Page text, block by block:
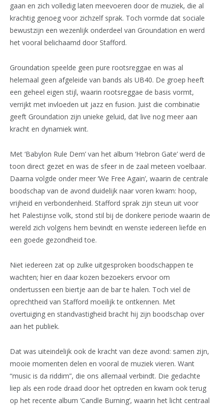
gaan en zich volledig laten meevoeren door de muziek, die al
krachtig genoeg voor zichzelf sprak. Toch vormde dat sociale
bewustzijn een wezenlijk onderdeel van Groundation en werd
het vooral belichaamd door Stafford.
Groundation speelde geen pure rootsreggae en was al
helemaal geen afgeleide van bands als UB40. De groep heeft
een geheel eigen stijl, waarin rootsreggae de basis vormt,
verrijkt met invloeden uit jazz en fusion. Juist die combinatie
geeft Groundation zijn unieke geluid, dat live nog meer aan
kracht en dynamiek wint.
Met ‘Babylon Rule Dem’ van het album ‘Hebron Gate’ werd de
toon direct gezet en was de sfeer in de zaal meteen voelbaar.
Daarna volgde onder meer ‘We Free Again’, waarin de centrale
boodschap van de avond duidelijk naar voren kwam: hoop,
vrijheid en verbondenheid. Stafford sprak zijn steun uit voor
het Palestijnse volk, stond stil bij de donkere periode waarin de
wereld zich volgens hem bevindt en wenste iedereen liefde en
een goede gezondheid toe.
Niet iedereen zat op zulke uitgesproken boodschappen te
wachten; hier en daar kozen bezoekers ervoor om
ondertussen een biertje aan de bar te halen. Toch viel de
oprechtheid van Stafford moeilijk te ontkennen. Met
overtuiging en standvastigheid bracht hij zijn boodschap over
aan het publiek.
Dat was uiteindelijk ook de kracht van deze avond: samen zijn,
mooie momenten delen en vooral de muziek vieren. Want
“music is da riddim”, die ons allemaal verbindt. Die gedachte
liep als een rode draad door het optreden en kwam ook terug
op het recente album ‘Candle Burning’, waarin het licht centraal